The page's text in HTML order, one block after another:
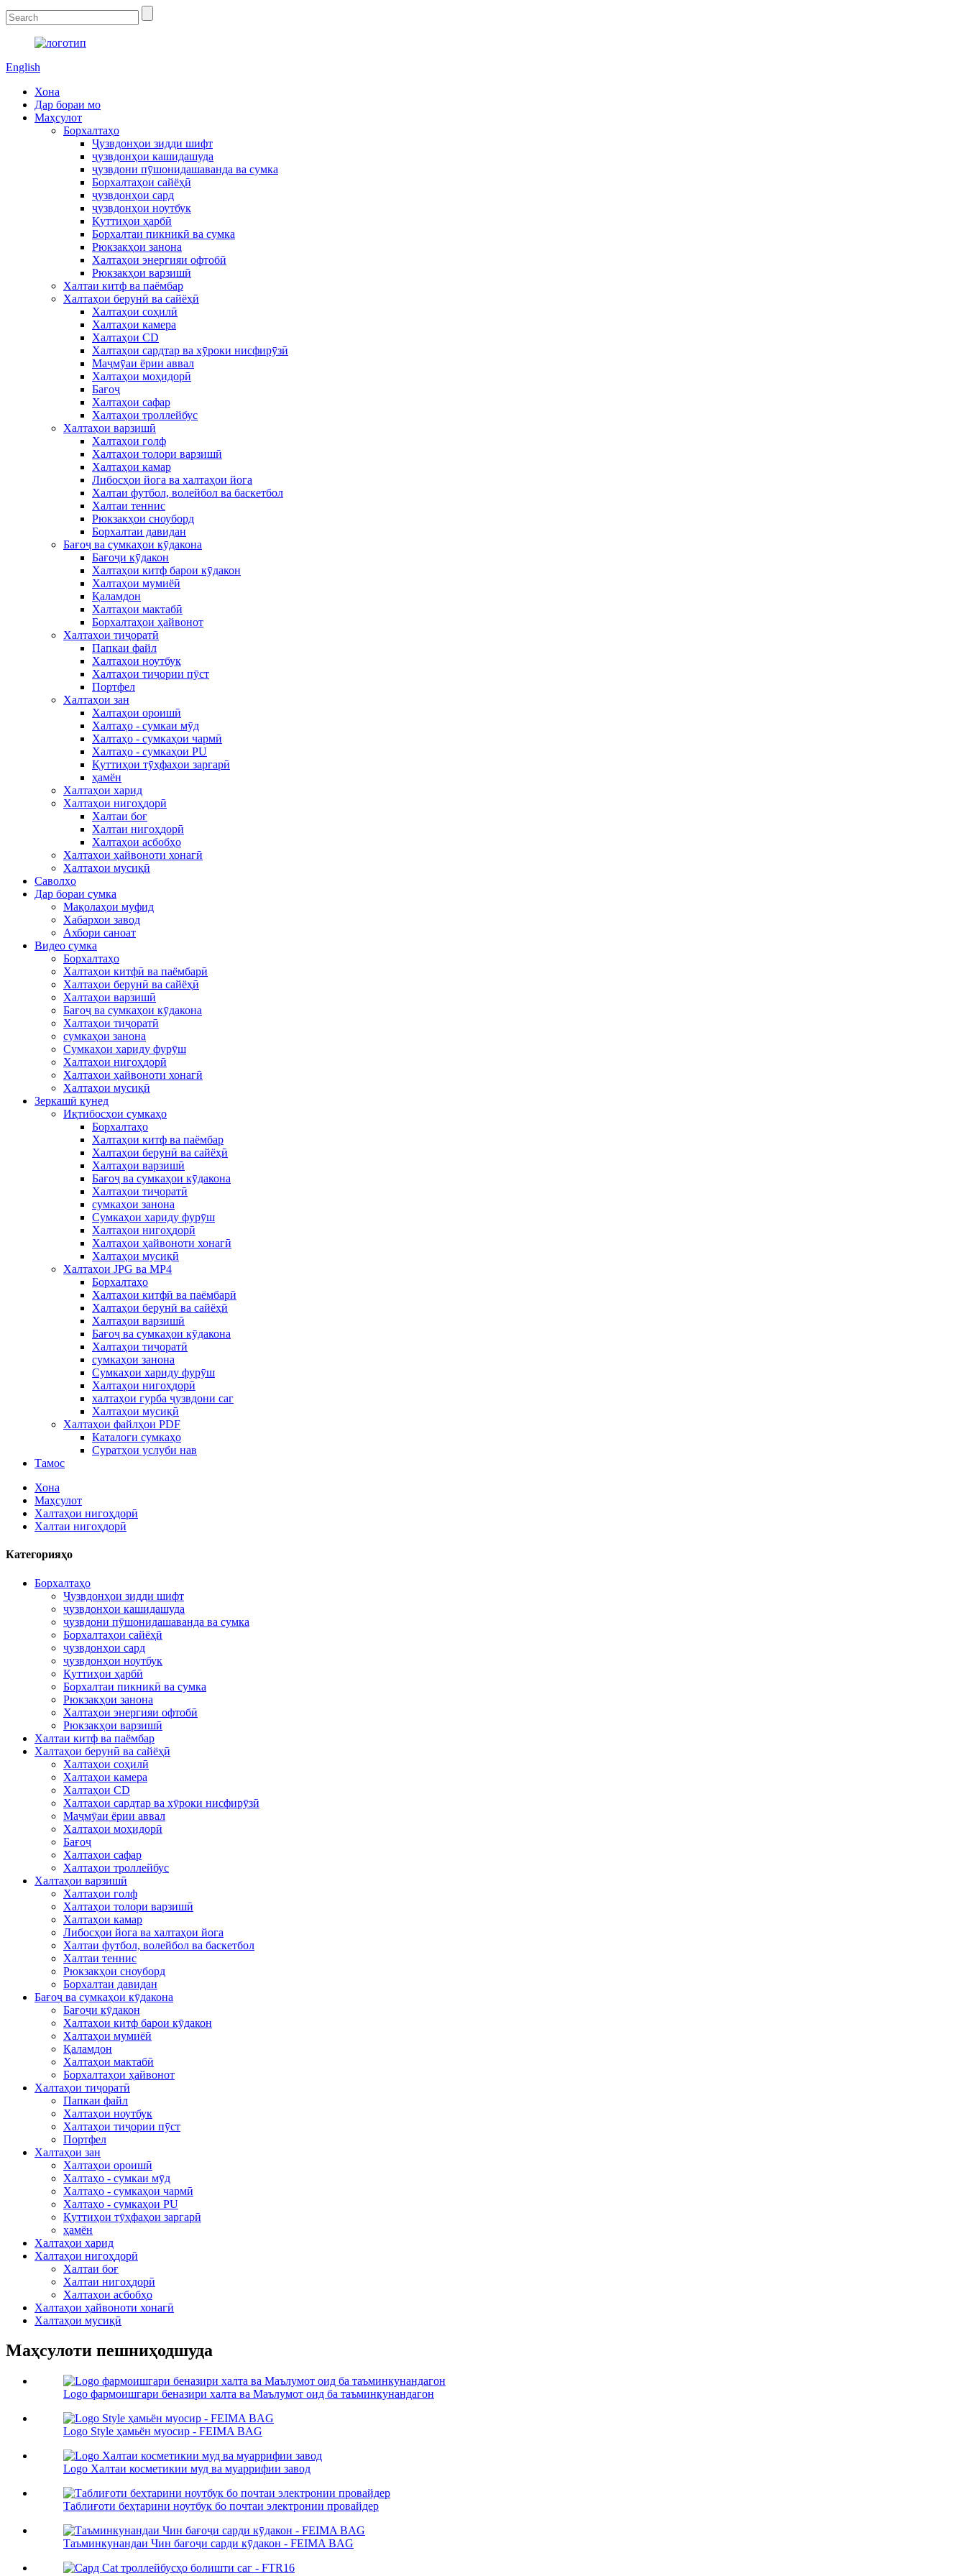
English
Хона
Дар бораи мо
Маҳсулот
Борхалтаҳо
Ҷузвдонҳои зидди шифт
ҷузвдонҳои кашидашуда
ҷузвдони пӯшонидашаванда ва сумка
Борхалтаҳои сайёҳӣ
ҷузвдонҳои сард
ҷузвдонҳои ноутбук
Қуттиҳои ҳарбӣ
Борхалтаи пикникӣ ва сумка
Рюкзакҳои занона
Халтаҳои энергияи офтобӣ
Рюкзакҳои варзишӣ
Халтаи китф ва паёмбар
Халтаҳои берунӣ ва сайёҳӣ
Халтаҳои соҳилӣ
Халтаҳои камера
Халтаҳои CD
Халтаҳои сардтар ва хӯроки нисфирӯзӣ
Маҷмӯаи ёрии аввал
Халтаҳои моҳидорӣ
Бағоҷ
Халтаҳои сафар
Халтаҳои троллейбус
Халтаҳои варзишӣ
Халтаҳои голф
Халтаҳои толори варзишӣ
Халтаҳои камар
Либосҳои йога ва халтаҳои йога
Халтаи футбол, волейбол ва баскетбол
Халтаи теннис
Рюкзакҳои сноуборд
Борхалтаи давидан
Бағоҷ ва сумкаҳои кӯдакона
Бағоҷи кӯдакон
Халтаҳои китф барои кӯдакон
Халтаҳои мумиёӣ
Қаламдон
Халтаҳои мактабӣ
Борхалтаҳои ҳайвонот
Халтаҳои тиҷоратӣ
Папкаи файл
Халтаҳои ноутбук
Халтаҳои тиҷории пӯст
Портфел
Халтаҳои зан
Халтаҳои ороишӣ
Халтаҳо - сумкаи мӯд
Халтаҳо - сумкаҳои чармӣ
Халтаҳо - сумкаҳои PU
Қуттиҳои тӯҳфаҳои заргарӣ
ҳамён
Халтаҳои харид
Халтаҳои нигоҳдорӣ
Халтаи боғ
Халтаи нигоҳдорӣ
Халтаҳои асбобҳо
Халтаҳои ҳайвоноти хонагӣ
Халтаҳои мусиқӣ
Саволҳо
Дар бораи сумка
Мақолаҳои муфид
Хабархои завод
Ахбори саноат
Видео сумка
Борхалтаҳо
Халтаҳои китфӣ ва паёмбарӣ
Халтаҳои берунӣ ва сайёҳӣ
Халтаҳои варзишӣ
Бағоҷ ва сумкаҳои кӯдакона
Халтаҳои тиҷоратӣ
сумкаҳои занона
Сумкаҳои хариду фурӯш
Халтаҳои нигоҳдорӣ
Халтаҳои ҳайвоноти хонагӣ
Халтаҳои мусиқӣ
Зеркашӣ кунед
Иқтибосҳои сумкаҳо
Борхалтаҳо
Халтаҳои китф ва паёмбар
Халтаҳои берунӣ ва сайёҳӣ
Халтаҳои варзишӣ
Бағоҷ ва сумкаҳои кӯдакона
Халтаҳои тиҷоратӣ
сумкаҳои занона
Сумкаҳои хариду фурӯш
Халтаҳои нигоҳдорӣ
Халтаҳои ҳайвоноти хонагӣ
Халтаҳои мусиқӣ
Халтаҳои JPG ва MP4
Борхалтаҳо
Халтаҳои китфӣ ва паёмбарӣ
Халтаҳои берунӣ ва сайёҳӣ
Халтаҳои варзишӣ
Бағоҷ ва сумкаҳои кӯдакона
Халтаҳои тиҷоратӣ
сумкаҳои занона
Сумкаҳои хариду фурӯш
Халтаҳои нигоҳдорӣ
халтаҳои гурба ҷузвдони саг
Халтаҳои мусиқӣ
Халтаҳои файлҳои PDF
Каталоги сумкаҳо
Суратҳои услуби нав
Тамос
Хона
Маҳсулот
Халтаҳои нигоҳдорӣ
Халтаи нигоҳдорӣ
Категорияҳо
Борхалтаҳо
Ҷузвдонҳои зидди шифт
ҷузвдонҳои кашидашуда
ҷузвдони пӯшонидашаванда ва сумка
Борхалтаҳои сайёҳӣ
ҷузвдонҳои сард
ҷузвдонҳои ноутбук
Қуттиҳои ҳарбӣ
Борхалтаи пикникӣ ва сумка
Рюкзакҳои занона
Халтаҳои энергияи офтобӣ
Рюкзакҳои варзишӣ
Халтаи китф ва паёмбар
Халтаҳои берунӣ ва сайёҳӣ
Халтаҳои соҳилӣ
Халтаҳои камера
Халтаҳои CD
Халтаҳои сардтар ва хӯроки нисфирӯзӣ
Маҷмӯаи ёрии аввал
Халтаҳои моҳидорӣ
Бағоҷ
Халтаҳои сафар
Халтаҳои троллейбус
Халтаҳои варзишӣ
Халтаҳои голф
Халтаҳои толори варзишӣ
Халтаҳои камар
Либосҳои йога ва халтаҳои йога
Халтаи футбол, волейбол ва баскетбол
Халтаи теннис
Рюкзакҳои сноуборд
Борхалтаи давидан
Бағоҷ ва сумкаҳои кӯдакона
Бағоҷи кӯдакон
Халтаҳои китф барои кӯдакон
Халтаҳои мумиёӣ
Қаламдон
Халтаҳои мактабӣ
Борхалтаҳои ҳайвонот
Халтаҳои тиҷоратӣ
Папкаи файл
Халтаҳои ноутбук
Халтаҳои тиҷории пӯст
Портфел
Халтаҳои зан
Халтаҳои ороишӣ
Халтаҳо - сумкаи мӯд
Халтаҳо - сумкаҳои чармӣ
Халтаҳо - сумкаҳои PU
Қуттиҳои тӯҳфаҳои заргарӣ
ҳамён
Халтаҳои харид
Халтаҳои нигоҳдорӣ
Халтаи боғ
Халтаи нигоҳдорӣ
Халтаҳои асбобҳо
Халтаҳои ҳайвоноти хонагӣ
Халтаҳои мусиқӣ
Маҳсулоти пешниҳодшуда
Logo фармоишгари беназири халта ва Маълумот оид ба таъминкунандагон
Logo Style ҳамьён муосир - FEIMA BAG
Logo Халтаи косметикии муд ва муаррифии завод
Таблиғоти беҳтарини ноутбук бо почтаи электронии провайдер
Таъминкунандаи Чин бағоҷи сарди кӯдакон - FEIMA BAG